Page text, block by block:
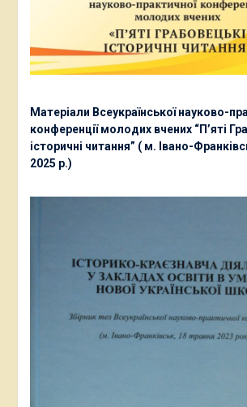
Матеріали Всеукраїнської науково-
конференції молодих вчених “П’яті
історичні читання” ( м. Івано-
2025 р.)